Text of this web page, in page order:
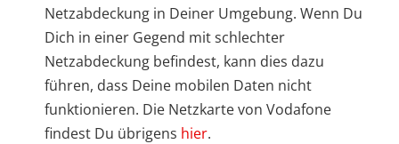
Netzabdeckung in Deiner Umgebung. Wenn Du
Dich in einer Gegend mit schlechter
Netzabdeckung befindest, kann dies dazu
führen, dass Deine mobilen Daten nicht
funktionieren. Die Netzkarte von Vodafone
findest Du übrigens hier.